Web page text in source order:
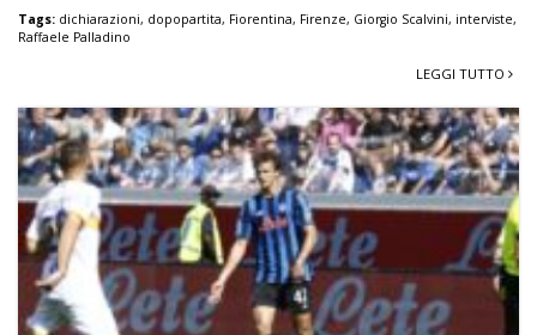
Tags: dichiarazioni, dopopartita, Fiorentina, Firenze, Giorgio Scalvini, interviste,
Raffaele Palladino
LEGGI TUTTO